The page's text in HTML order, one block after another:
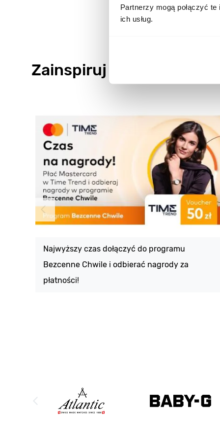
Partnerzy mogą połączyć
ich usług.
Zainspiruj się
Najwyższy czas dołączyć do programu
Bezcenne Chwile i odbierać nagrody za
płatności!